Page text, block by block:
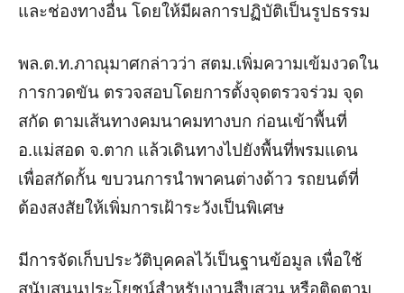
และช่องทางอื่น โดยให้มีผลการปฏิบัติเป็นรูปธรรม
พล.ต.ท.ภาณุมาศกล่าวว่า สตม.เพิ่มความเข้มงวดใน
การกวดขัน ตรวจสอบโดยการตั้งจุดตรวจร่วม จุด
สกัด ตามเส้นทางคมนาคมทางบก ก่อนเข้าพื้นที่
อ.แม่สอด จ.ตาก แล้วเดินทางไปยังพื้นที่พรมแดน
เพื่อสกัดกั้น ขบวนการนำพาคนต่างด้าว รถยนต์ที่
ต้องสงสัยให้เพิ่มการเฝ้าระวังเป็นพิเศษ
มีการจัดเก็บประวัติบุคคลไว้เป็นฐานข้อมูล เพื่อใช้